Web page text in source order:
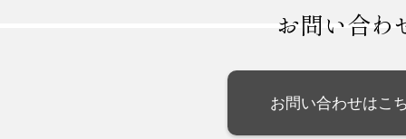
お問い合わ
お問い合わせはこ